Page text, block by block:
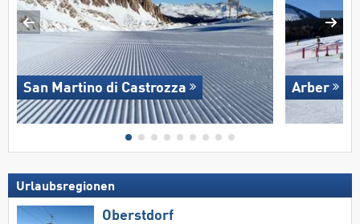
San Martino di Castrozza Arber
Urlaubsregionen
Oberstdorf